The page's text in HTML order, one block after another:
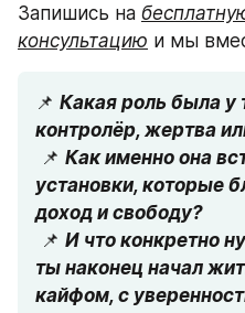
Запишись на
консультацию и мы
📌 Какая роль была у
контролёр, жертва
📌 Как именно она
установки, которые
доход и свободу?
📌 И что конкретно
ты наконец начал
кайфом, с